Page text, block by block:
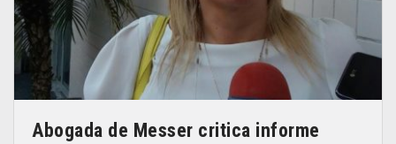
Abogada de Messer critica informe